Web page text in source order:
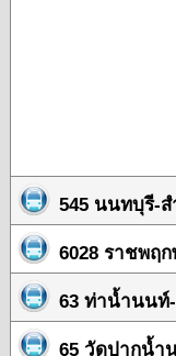
545 นนทบุรี-ส
6028 ราชพฤ
63 ท่าน้ำนนท์
65 วัดปากน้ำ